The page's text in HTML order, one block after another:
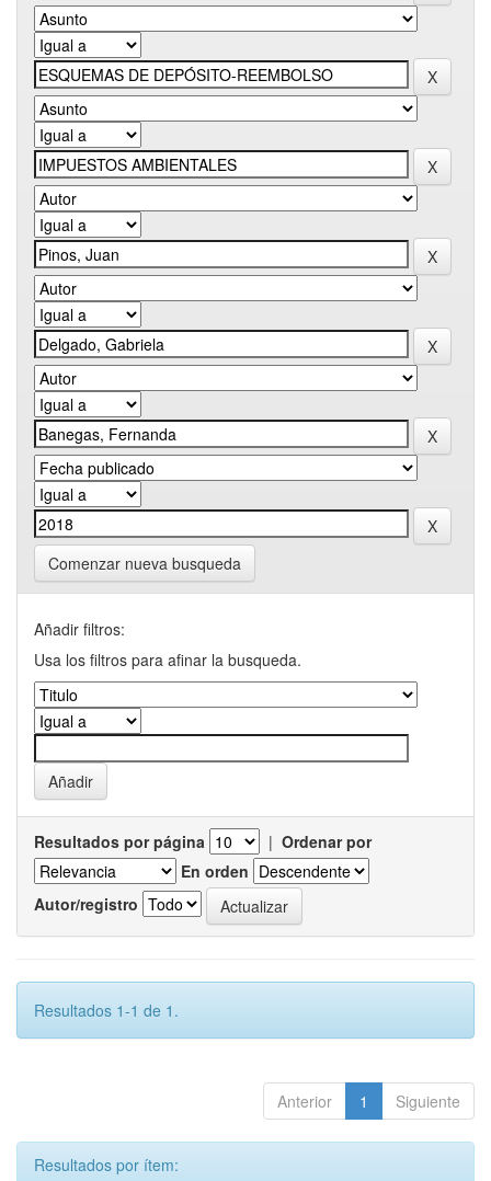
Comenzar nueva busqueda
Añadir filtros:
Usa los filtros para afinar la busqueda.
Resultados por página | Ordenar por
En orden
Autor/registro
Resultados 1-1 de 1.
Anterior 1 Siguiente
Resultados por ítem: